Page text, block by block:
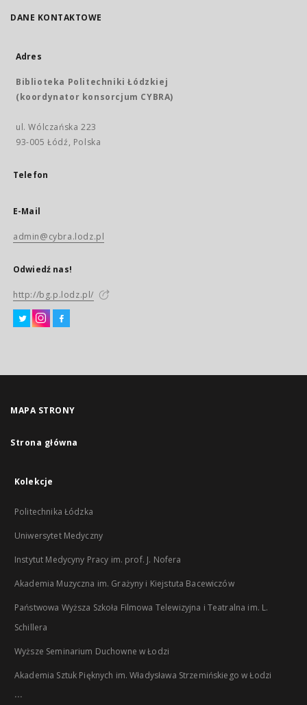
DANE KONTAKTOWE
Adres
Biblioteka Politechniki Łódzkiej
(koordynator konsorcjum CYBRA)
ul. Wólczańska 223
93-005 Łódź, Polska
Telefon
E-Mail
admin@cybra.lodz.pl
Odwiedź nas!
http://bg.p.lodz.pl/
MAPA STRONY
Strona główna
Kolekcje
Politechnika Łódzka
Uniwersytet Medyczny
Instytut Medycyny Pracy im. prof. J. Nofera
Akademia Muzyczna im. Grażyny i Kiejstuta Bacewiczów
Państwowa Wyższa Szkoła Filmowa Telewizyjna i Teatralna im. L.
Schillera
Wyższe Seminarium Duchowne w Łodzi
Akademia Sztuk Pięknych im. Władysława Strzemińskiego w Łodzi
...